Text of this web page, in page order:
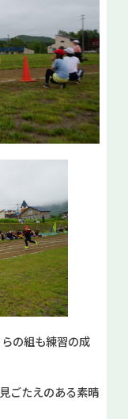
の組も練習の成
ごたえのある素晴